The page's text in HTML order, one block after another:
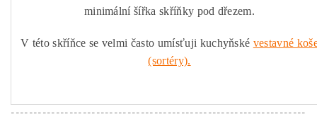
minimální šířka skříňky pod dřezem.
V této skříňce se velmi často umísťuji kuchyňské vestavné
(sortéry).
------------------------------------------------------------------